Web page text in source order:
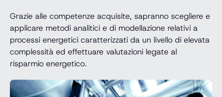
Grazie alle competenze acquisite, sapranno scegliere e
applicare metodi analitici e di modellazione relativi a
processi energetici caratterizzati da un livello di elevata
complessità ed effettuare valutazioni legate al
risparmio energetico.